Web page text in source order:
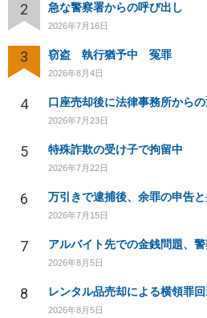
2 急な警察署からの呼び出し
2026年7月16日
3 窃盗 執行猶予中 冤罪
2026年8月4日
4
2026年7月23日
5 特殊詐欺の受け子で拘留中
2026年7月22日
6 万引きで逮捕後、余罪の申告
2026年7月15日
7 アルバイト先での金銭問題、
2026年8月5日
8 レンタル品売却による横領罪
2026年8月5日